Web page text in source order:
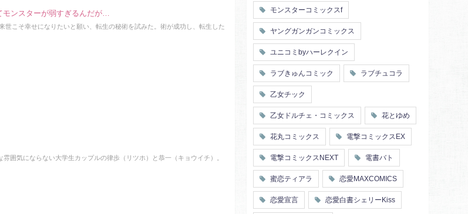
ンスターが弱すぎるんだが…
こそ幸せになりたいと願い、転生の秘術を試みた。術が成功し、転生した
囲気にならない大学生カップルの律歩（リツホ）と恭一（キョウイチ）。
モンスターコミックスf
ヤングガンガンコミックス
ユニコミbyハーレクイン
ラブきゅんコミック ラブチュコラ
乙女チック
乙女ドルチェ・コミックス 花とゆめ
花丸コミックス 電撃コミックスEX
電撃コミックスNEXT 電書バト
蜜恋ティアラ 恋愛MAXCOMICS
恋愛宣言 恋愛白書シェリーKiss